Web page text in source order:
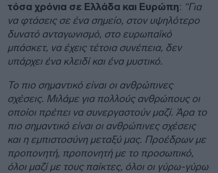
τόσα χρόνια σε Ελλάδα και Ευρώπη: “Για
να φτάσεις σε ένα σημείο, στον υψηλότερο
δυνατό ανταγωνισμό, στο ευρωπαϊκό
μπάσκετ, να έχεις τέτοια συνέπεια, δεν
υπάρχει ένα κλειδί και ένα μυστικό.
Το πιο σημαντικό είναι οι ανθρώπινες
σχέσεις. Μιλάμε για πολλούς ανθρώπους οι
οποίοι πρέπει να συνεργαστούν μαζί. Άρα το
πιο σημαντικό είναι οι ανθρώπινες σχέσεις
και η εμπιστοσύνη μεταξύ μας. Προέδρων με
προπονητή, προπονητή με το προσωπικό,
όλοι μαζί με τους παίκτες, όλοι οι γύρω-γύρω